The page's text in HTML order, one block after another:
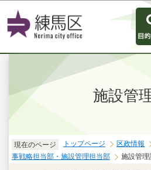
このページの本
施設管
現在のページ トップページ 区政情報
事戦略担当部・施設管理担当部
施設管理